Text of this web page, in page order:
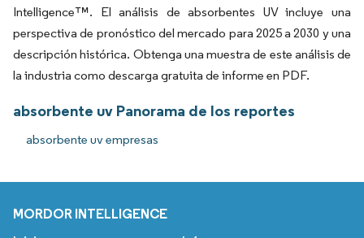
Intelligence™. El análisis de absorbentes UV incluye una
perspectiva de pronóstico del mercado para 2025 a 2030 y una
descripción histórica. Obtenga una muestra de este análisis de
la industria como descarga gratuita de informe en PDF.
absorbente uv Panorama de los reportes
absorbente uv empresas
MORDOR INTELLIGENCE